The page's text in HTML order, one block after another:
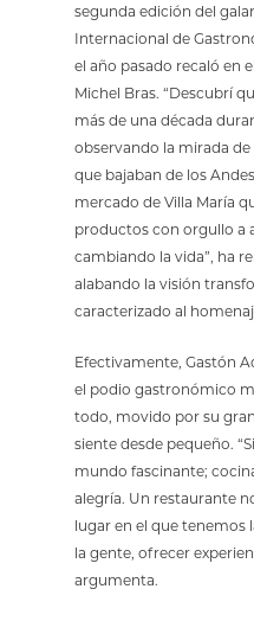
segunda edición del
Internacional de
el año pasado recaló en
Michel Bras. “Descubrí
más de una década
observando la mirada
que bajaban de los
mercado de Villa María
productos con orgullo a
cambiando la vida”, ha
alabando la visión
caracterizado al
Efectivamente, Gastón
el podio gastronómico
todo, movido por su
siente desde pequeño.
mundo fascinante;
alegría. Un restaurante
lugar en el que tenemos
la gente, ofrecer
argumenta.